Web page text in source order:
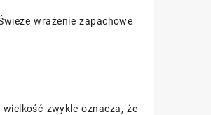
wrażenie zapachowe
zwykle oznacza, że